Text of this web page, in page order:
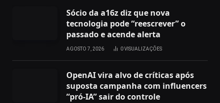
Sócio da a16z diz que nova
tecnologia pode “reescrever” o
passado e acende alerta
AGOSTO 7, 2026 0VISUALIZAÇÕES
OpenAI vira alvo de críticas após
suposta campanha com influencers
“pró-IA” sair do controle